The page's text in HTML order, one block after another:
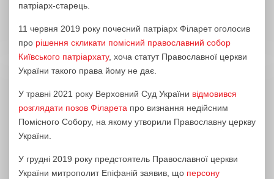
патріарх-старець.
11 червня 2019 року почесний патріарх Філарет оголосив
про рішення скликати помісний православний собор
Київського патріархату, хоча статут Православної церкви
України такого права йому не дає.
У травні 2021 року Верховний Суд України відмовився
розглядати позов Філарета про визнання недійсним
Помісного Собору, на якому утворили Православну церкву
України.
У грудні 2019 року предстоятель Православної церкви
України митрополит Епіфаній заявив, що персону